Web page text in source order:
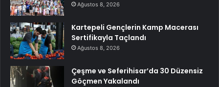
Ağustos 8, 2026
Kartepeli Gençlerin Kamp Macerası
Sertifikayla Taçlandı
Ağustos 8, 2026
Çeşme ve Seferihisar’da 30 Düzensiz
Göçmen Yakalandı